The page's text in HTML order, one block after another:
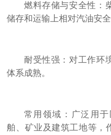
燃料存储与安全性：
储存和运输上相对汽油安
耐受性强：对工作环
体系成熟。
常用领域：广泛用
舶、矿业及建筑工地等，